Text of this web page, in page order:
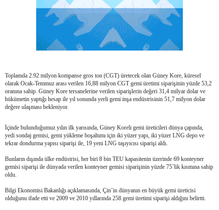
Toplamda 2.92 milyon kompanse gros ton (CGT) üretecek olan Güney Kore, küresel
olarak Ocak-Temmuz arası verilen 16,88 milyon CGT gemi üretimi siparişinin yüzde 53,2
oranına sahip. Güney Kore tersanelerine verilen siparişlerin değeri 31,4 milyar dolar ve
hükümetin yaptığı hesap ile yıl sonunda yerli gemi inşa endüstrisinin 51,7 milyon dolar
değere ulaşması bekleniyor.
İçinde bulunduğumuz yılın ilk yarısında, Güney Koreli gemi üreticileri dünya çapında,
yedi sondaj gemisi, gemi yükleme boşaltımı için iki yüzer yapı, iki yüzer LNG depo ve
tekrar dondurma yapısı siparişi ile, 19 yeni LNG taşıyıcısı siparişi aldı.
Bunların dışında ülke endüstrisi, her biri 8 bin TEU kapasitenin üzerinde 69 konteyner
gemisi siparişi ile dünyada verilen konteyner gemisi siparişinin yüzde 75’lik kısmına sahip
oldu.
Bilgi Ekonomisi Bakanlığı açıklamasında, Çin’in dünyanın en büyük gemi üreticisi
olduğunu ifade etti ve 2009 ve 2010 yıllarında 258 gemi üretimi siparişi aldığını belirtti.